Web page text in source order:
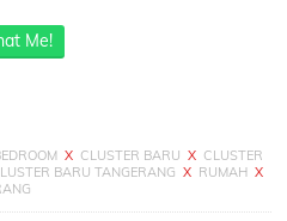
Me!
X CLUSTER BARU X CLUSTER
BARU TANGERANG X RUMAH X